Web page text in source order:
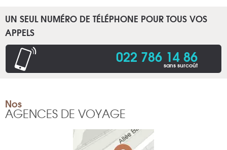
UN SEUL NUMÉRO DE TÉLÉPHONE POUR TOUS VOS
APPELS
022 786 14 86
sans surcoût
Nos
AGENCES DE VOYAGE